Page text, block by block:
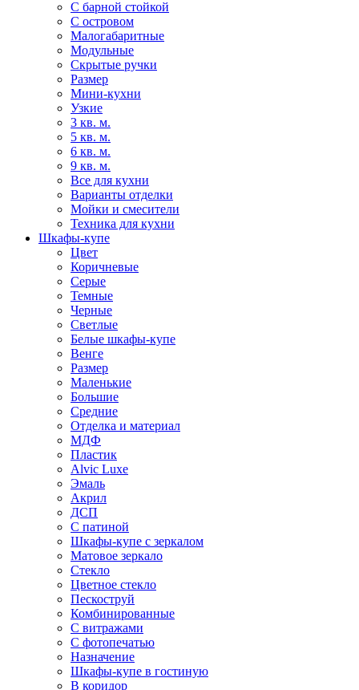
С барной стойкой
С островом
Малогабаритные
Модульные
Скрытые ручки
Размер
Мини-кухни
Узкие
3 кв. м.
5 кв. м.
6 кв. м.
9 кв. м.
Все для кухни
Варианты отделки
Мойки и смесители
Техника для кухни
Шкафы-купе
Цвет
Коричневые
Серые
Темные
Черные
Светлые
Белые шкафы-купе
Венге
Размер
Маленькие
Большие
Средние
Отделка и материал
МДФ
Пластик
Alvic Luxe
Эмаль
Акрил
ДСП
С патиной
Шкафы-купе с зеркалом
Матовое зеркало
Стекло
Цветное стекло
Пескоструй
Комбинированные
С витражами
С фотопечатью
Назначение
Шкафы-купе в гостиную
В коридор